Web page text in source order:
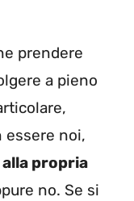
prendere
a pieno
essere noi,
propria
no. Se si